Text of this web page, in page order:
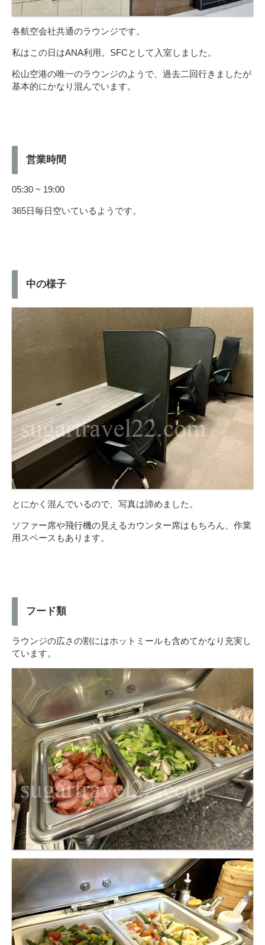
各航空会社共通のラウンジです。
私はこの日はANA利用。SFCとして入室しました。
松山空港の唯一のラウンジのようで、過去二回行きましたが
基本的にかなり混んでいます。
営業時間
05:30 ~ 19:00
365日毎日空いているようです。
中の様子
とにかく混んでいるので、写真は諦めました。
ソファー席や飛行機の見えるカウンター席はもちろん、作業
用スペースもあります。
フード類
ラウンジの広さの割にはホットミールも含めてかなり充実し
ています。